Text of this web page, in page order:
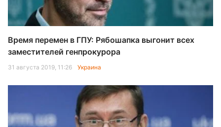
Время перемен в ГПУ: Рябошапка выгонит всех
заместителей генпрокурора
31 августа 2019, 11:26 Украина